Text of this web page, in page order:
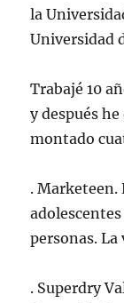
la
Universidad
Trabajé 10
y después
montado
. Marketeen.
personas. La
. Superdry